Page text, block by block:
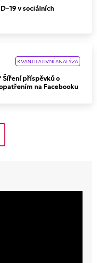
19 v sociálních
KVANTITATIVNÍ ANALÝZA
Šíření příspěvků o
na Facebooku